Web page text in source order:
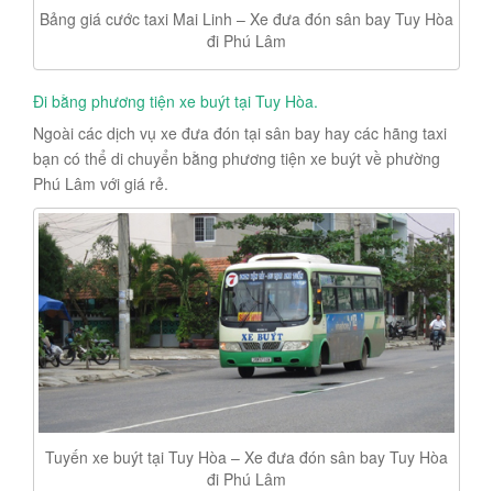
Bảng giá cước taxi Mai Linh – Xe đưa đón sân bay Tuy Hòa
đi Phú Lâm
Đi bằng phương tiện xe buýt tại Tuy Hòa.
Ngoài các dịch vụ xe đưa đón tại sân bay hay các hãng taxi
bạn có thể di chuyển bằng phương tiện xe buýt về phường
Phú Lâm với giá rẻ.
Tuyến xe buýt tại Tuy Hòa – Xe đưa đón sân bay Tuy Hòa
đi Phú Lâm